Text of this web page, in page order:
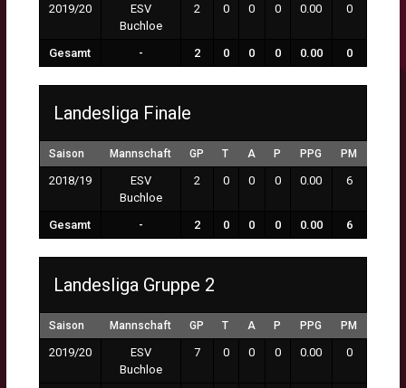
2019/20
ESV
Buchloe
2 0 0 0 0.00 0
Gesamt - 2 0 0 0 0.00 0
Landesliga Finale
Saison Mannschaft GP T A P PPG PM
2018/19
ESV
Buchloe
2 0 0 0 0.00 6
Gesamt - 2 0 0 0 0.00 6
Landesliga Gruppe 2
Saison Mannschaft GP T A P PPG PM
2019/20
ESV
Buchloe
7 0 0 0 0.00 0